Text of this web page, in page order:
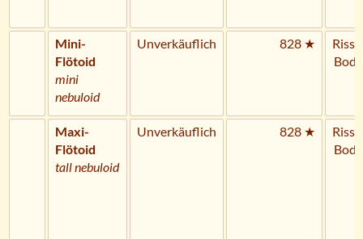
Mini-
Flötoid
mini
nebuloid
Unverkäuflich 828 ★
Riss
Maxi-
Flötoid
tall nebuloid
Unverkäuflich 828 ★
Riss